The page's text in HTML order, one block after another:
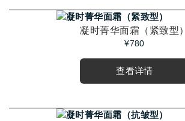
凝时菁华面霜（紧致型）
¥780
查看详情